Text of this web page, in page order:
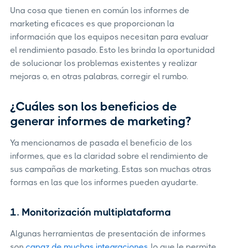
Una cosa que tienen en común los informes de
marketing eficaces es que proporcionan la
información que los equipos necesitan para evaluar
el rendimiento pasado. Esto les brinda la oportunidad
de solucionar los problemas existentes y realizar
mejoras o, en otras palabras, corregir el rumbo.
¿Cuáles son los beneficios de
generar informes de marketing?
Ya mencionamos de pasada el beneficio de los
informes, que es la claridad sobre el rendimiento de
sus campañas de marketing. Estas son muchas otras
formas en las que los informes pueden ayudarte.
1. Monitorización multiplataforma
Algunas herramientas de presentación de informes